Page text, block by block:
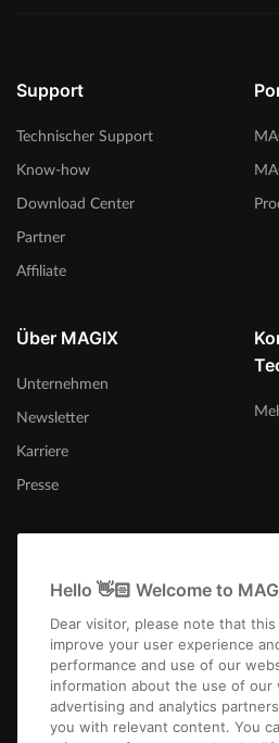
Support
Technischer Support
Know-how
Download Center
Partner
Affiliate
Über MAGIX
Unternehmen
Newsletter
Karriere
Presse
Hello 👋🏻 Welcome to
Dear visitor, please note that
improve your user experience
performance and use of our
information about the use of
advertising and analytics
you with relevant content. You